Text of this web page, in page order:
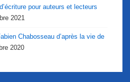
pour auteurs et lecteurs
2021
Chabosseau d’après la vie de
2020